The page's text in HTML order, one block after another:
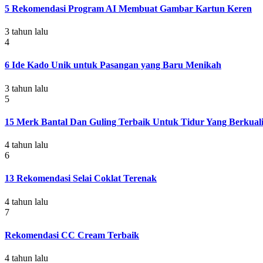
5 Rekomendasi Program AI Membuat Gambar Kartun Keren
3 tahun lalu
4
6 Ide Kado Unik untuk Pasangan yang Baru Menikah
3 tahun lalu
5
15 Merk Bantal Dan Guling Terbaik Untuk Tidur Yang
4 tahun lalu
6
13 Rekomendasi Selai Coklat Terenak
4 tahun lalu
7
Rekomendasi CC Cream Terbaik
4 tahun lalu